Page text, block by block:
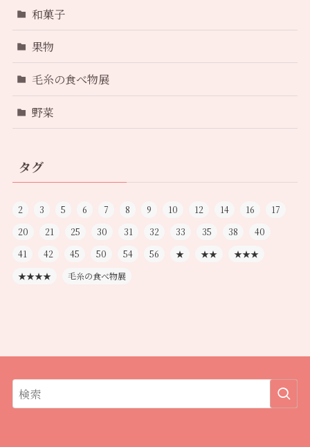
和菓子
果物
毛糸の食べ物展
野菜
タグ
2 3 5 6 7 8 9 10 12 14 16
17
20
21 25 30 31 32 33 35 38
40
41
42 45 50 54 56 ★ ★★
★★★
★★★★
毛糸の食べ物展